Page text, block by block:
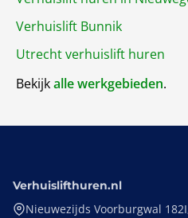
Verhuislift Bunnik
Utrecht verhuislift huren
Bekijkalle werkgebieden.
Verhuislifthuren.nl
Nieuwezijds Voorburgwal